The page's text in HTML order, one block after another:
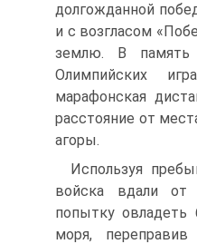
долгожданной
и с возгласом
землю. B
Олимпийских
марафонская
расстояние от
агоры.
Используя
войска вдали от
попытку
моря,